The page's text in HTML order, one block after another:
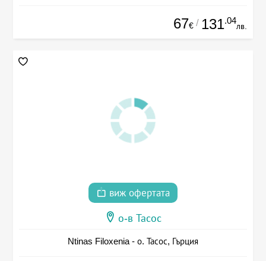
67€ / 131.04
лв.
виж офертата
о-в Тасос
Ntinas Filoxenia - о. Тасос, Гърция